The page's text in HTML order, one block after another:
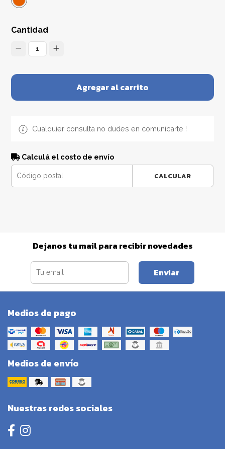
Cantidad
1
Agregar al carrito
Cualquier consulta no dudes en comunicarte !
Calculá el costo de envío
CALCULAR
Dejanos tu mail para recibir novedades
Enviar
Medios de pago
Medios de envío
Nuestras redes sociales